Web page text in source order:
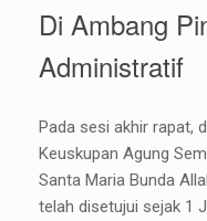
Di Ambang
Administratif
Pada sesi akhir rapat,
Keuskupan Agung
Santa Maria Bunda
telah disetujui sejak 1